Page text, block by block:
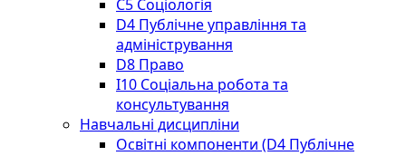
С5 Соціологія
D4 Публічне управління та
адміністрування
D8 Право
I10 Соціальна робота та
консультування
Навчальні дисципліни
Освітні компоненти (D4 Публічне